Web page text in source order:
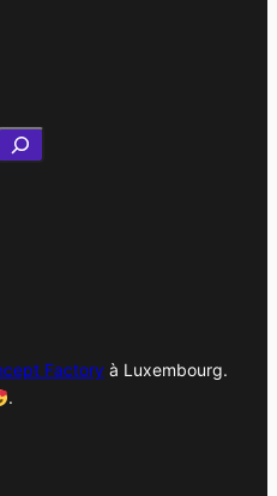
Factoryà Luxembourg.
.